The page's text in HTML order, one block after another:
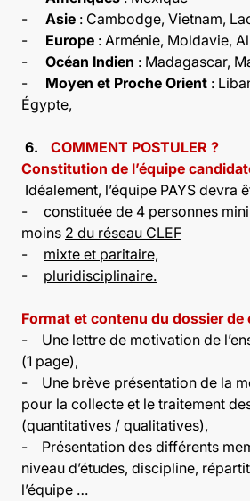
-
Asie : Cambodge, Vietnam,
-
Europe : Arménie, Moldavie,
-
Océan Indien : Madagascar,
-
Moyen et Proche Orient :
Égypte,
6.
COMMENT POSTULER ?
Constitution de l’équipe
Idéalement, l’équipe PAYS devra
-
constituée de 4 personnes
moins 2 du réseau CLEF
-
mixte et paritaire,
-
pluridisciplinaire.
Format et contenu du dossier de
-
Une lettre de motivation de
(1 page),
-
Une brève présentation de la
pour la collecte et le traitement
(quantitatives / qualitatives),
-
Présentation des différents
niveau d’études, discipline,
l’équipe …